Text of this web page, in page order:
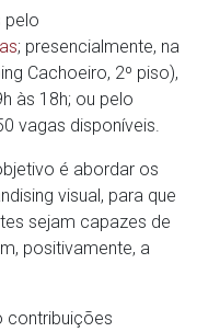
pelo
; presencialmente, na
Cachoeiro, 2º piso),
às 18h; ou pelo
vagas disponíveis.
é abordar os
visual, para que
sejam capazes de
positivamente, a
contribuições